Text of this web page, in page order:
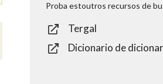
Proba estoutros recursos de
Tergal
Dicionario de